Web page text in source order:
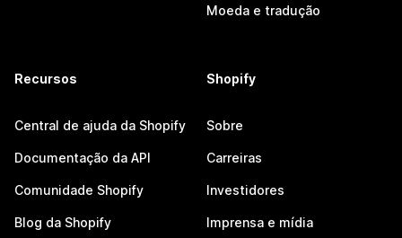
Moeda e tradução
Recursos
Central de ajuda da Shopify
Documentação da API
Comunidade Shopify
Blog da Shopify
Shopify
Sobre
Carreiras
Investidores
Imprensa e mídia